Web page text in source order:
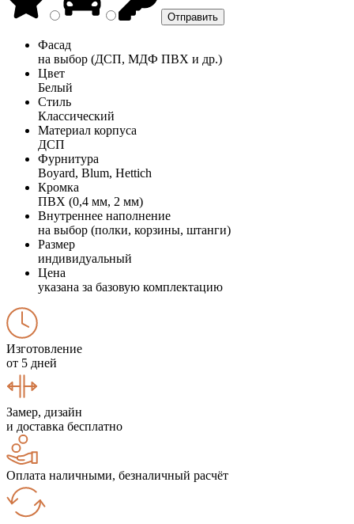
Фасад
на выбор (ДСП, МДФ ПВХ и др.)
Цвет
Белый
Стиль
Классический
Материал корпуса
ДСП
Фурнитура
Boyard, Blum, Hettich
Кромка
ПВХ (0,4 мм, 2 мм)
Внутреннее наполнение
на выбор (полки, корзины, штанги)
Размер
индивидуальный
Цена
указана за базовую комплектацию
Изготовление
от 5 дней
Замер, дизайн
и доставка бесплатно
Оплата наличными, безналичный расчёт